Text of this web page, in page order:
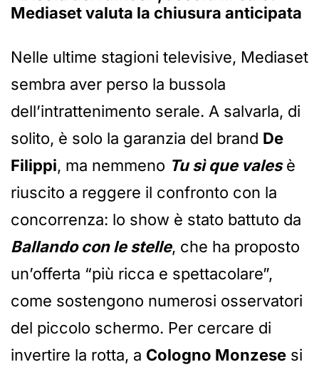
Mediaset valuta la chiusura anticipata
Nelle ultime stagioni televisive, Mediaset
sembra aver perso la bussola
dell’intrattenimento serale. A salvarla, di
solito, è solo la garanzia del brand De
Filippi, ma nemmeno Tu sì que valesè
riuscito a reggere il confronto con la
concorrenza: lo show è stato battuto da
Ballando con le stelle, che ha proposto
un’offerta “più ricca e spettacolare”,
come sostengono numerosi osservatori
del piccolo schermo. Per cercare di
invertire la rotta, a Cologno Monzese si